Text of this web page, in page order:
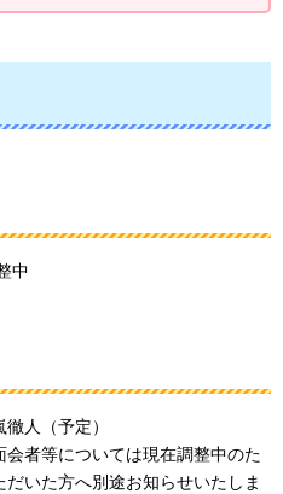
中
徹人（予定）
会者等については現在調整中のた
いた方へ別途お知らせいたしま